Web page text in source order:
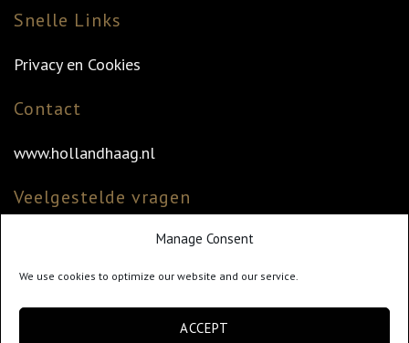
Manage Consent
We use cookies to optimize our website and our service.
ACCEPT
Snelle Links
Privacy en Cookies
Contact
www.hollandhaag.nl
Veelgestelde vragen
Veelgestelde vragen
Klantenservice